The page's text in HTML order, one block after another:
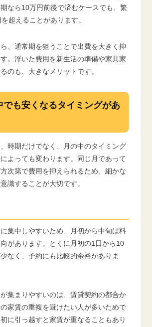
なら10万円前後で済むケースでも、繁
超えることがあります。
、通常期を狙うことで出費を大きく抑
。浮いた費用を新生活の準備や家具家
のも、大きなメリットです。
でも安くなるタイミングがあ
時期だけでなく、月の中のタイミング
よっても変わります。同じ月であって
次第で費用を抑えられるため、細かな
識することが大切です。
集中しやすいため、月初から中旬は料
があります。とくに月初の1日から10
なく、予約にも比較的余裕がありま
集まりやすいのは、賃貸契約の都合か
家賃の重複を避けたい人が多いためで
に引っ越すと家賃が重なることもあり